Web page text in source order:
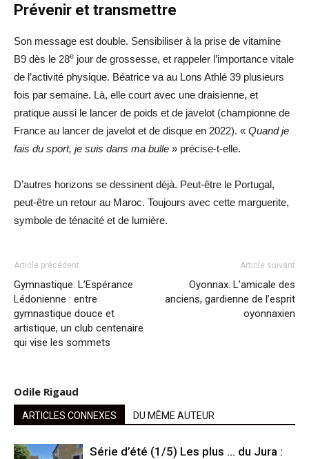
Prévenir et transmettre
Son message est double. Sensibiliser à la prise de vitamine
B9 dès le 28e jour de grossesse, et rappeler l’importance vitale
de l’activité physique. Béatrice va au Lons Athlé 39 plusieurs
fois par semaine. Là, elle court avec une draisienne, et
pratique aussi le lancer de poids et de javelot (championne de
France au lancer de javelot et de disque en 2022). « Quand je
fais du sport, je suis dans ma bulle » précise-t-elle.
D’autres horizons se dessinent déjà. Peut-être le Portugal,
peut-être un retour au Maroc. Toujours avec cette marguerite,
symbole de ténacité et de lumière.
Article précédent
Gymnastique. L’Espérance
Lédonienne : entre
gymnastique douce et
artistique, un club centenaire
qui vise les sommets
Article suivant
Oyonnax. L’amicale des
anciens, gardienne de l’esprit
oyonnaxien
Odile Rigaud
ARTICLES CONNEXES DU MÊME AUTEUR
Série d’été (1/5) Les plus … du Jura :